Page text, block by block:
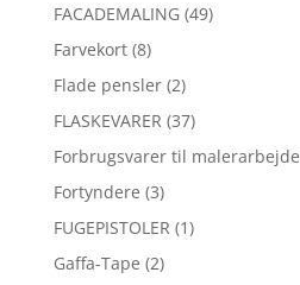
FACADEMALING (49)
Farvekort (8)
Flade pensler (2)
FLASKEVARER (37)
Forbrugsvarer til malerarbejde
Fortyndere (3)
FUGEPISTOLER (1)
Gaffa-Tape (2)